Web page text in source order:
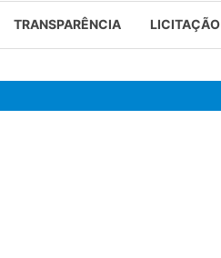
TRANSPARÊNCIA LICITAÇÃO